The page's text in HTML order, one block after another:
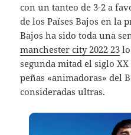
con un tanteo de 3-2 a
de los Países Bajos en la
Bajos ha sido toda una
manchester city 2022 23
segunda mitad el siglo
peñas «animadoras» del
consideradas ultras.